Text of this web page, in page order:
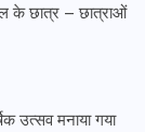
के छात्र – छात्राओं
उत्सव मनाया गया